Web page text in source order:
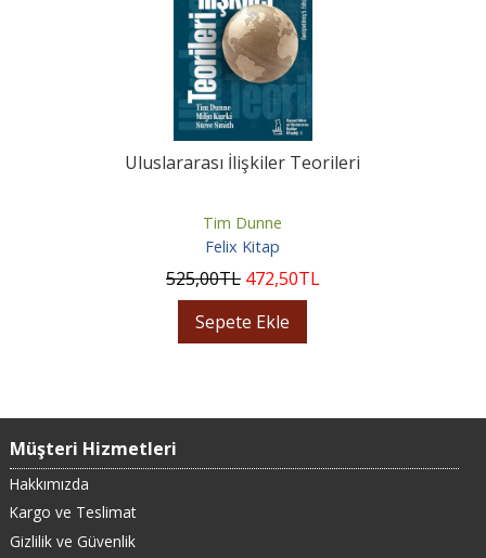
Uluslararası İlişkiler Teorileri
Tim Dunne
Felix Kitap
525,00TL 472,50TL
Sepete Ekle
Müşteri Hizmetleri
Hakkımızda
Kargo ve Teslimat
Gizlilik ve Güvenlik